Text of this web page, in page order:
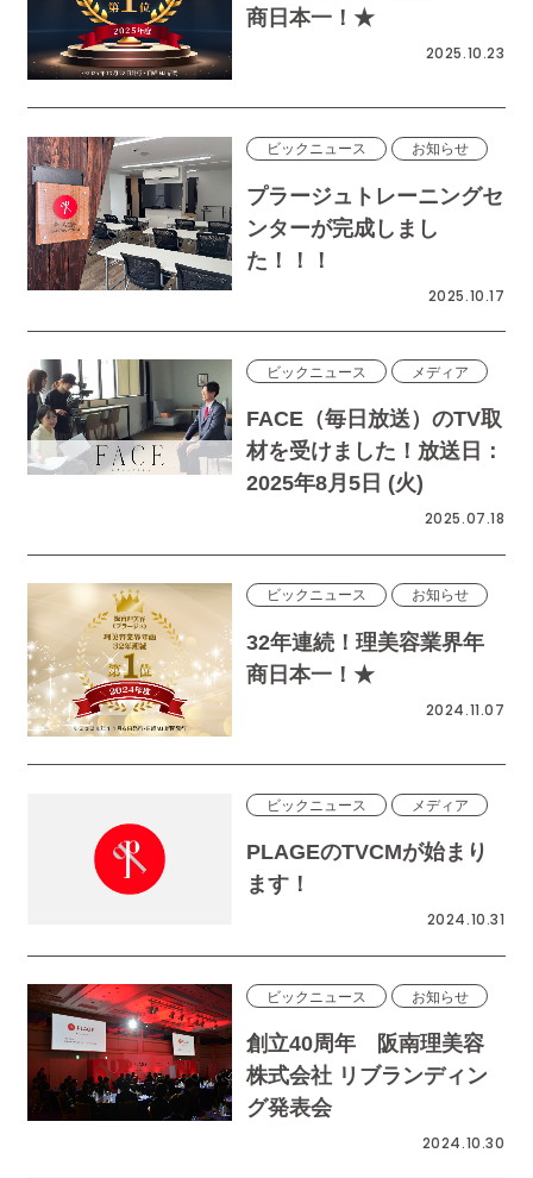
2025.10.23
商日本一！★
ビックニュース お知らせ
2025.10.17
プラージュトレーニングセ
ンターが完成しまし
た！！！
ビックニュース メディア
2025.07.18
FACE（毎日放送）のTV取
材を受けました！放送日：
2025年8月5日 (火)
ビックニュース お知らせ
2024.11.07
32年連続！理美容業界年
商日本一！★
ビックニュース メディア
2024.10.31
PLAGEのTVCMが始まり
ます！
ビックニュース お知らせ
2024.10.30
創立40周年 阪南理美容
株式会社 リブランディン
グ発表会